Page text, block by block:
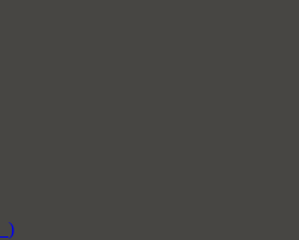
)